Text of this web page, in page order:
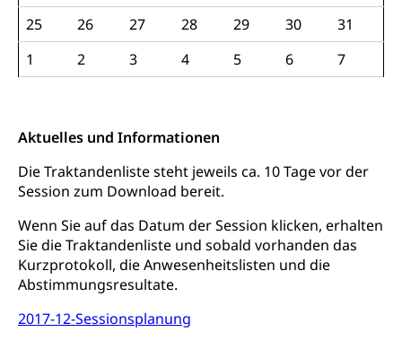
25
26 27 28 29 30
31
1
2 3 4 5 6 7
Aktuelles und Informationen
Die Traktandenliste steht jeweils ca. 10 Tage vor der
Session zum Download bereit.
Wenn Sie auf das Datum der Session klicken, erhalten
Sie die Traktandenliste und sobald vorhanden das
Kurzprotokoll, die Anwesenheitslisten und die
Abstimmungsresultate.
2017-12-Sessionsplanung